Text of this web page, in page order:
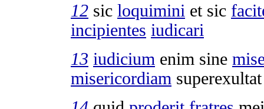
12 sic loquimini et sic
incipientes iudicari
13 iudicium enim sine
misericordiam superexultat